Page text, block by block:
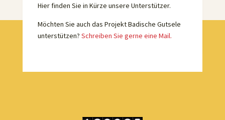
Hier finden Sie in Kürze unsere Unterstützer.
Möchten Sie auch das Projekt Badische Gutsele
unterstützen? Schreiben Sie gerne eine Mail.